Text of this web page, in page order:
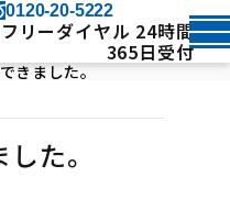
0120-20-5222
フリーダイヤル 24時間
365日受付
きました。
た。